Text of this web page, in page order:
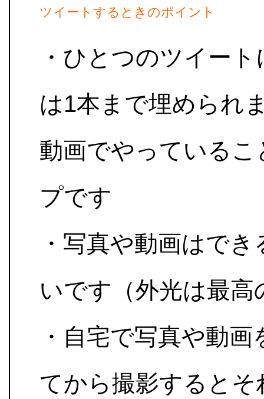
ツイートするときのポイント
・ひとつのツイー
は1本まで埋められ
動画でやっている
プです
・写真や動画はで
いです（外光は最高
・自宅で写真や動
てから撮影すると